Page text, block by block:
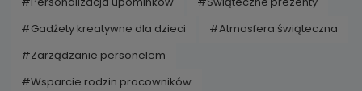
#Gadżety kreatywne dla dzieci
#Atmosfera świąteczna
#Zarządzanie personelem
#Wsparcie rodzin pracowników